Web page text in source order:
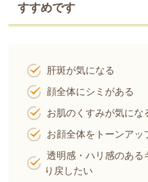
すすめです
肝斑が気になる
顔全体にシミがある
お肌のくすみが気にな
お顔全体をトーンアッ
透明感・ハリ感のある
り戻したい